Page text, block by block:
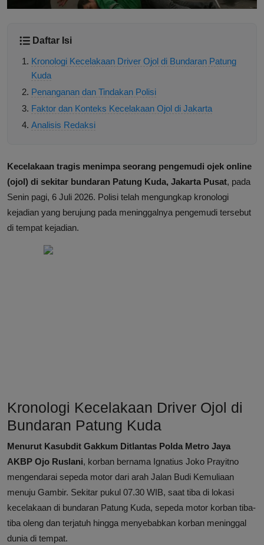
Daftar Isi
Kronologi Kecelakaan Driver Ojol di Bundaran Patung
Kuda
Penanganan dan Tindakan Polisi
Faktor dan Konteks Kecelakaan Ojol di Jakarta
Analisis Redaksi
Kecelakaan tragis menimpa seorang pengemudi ojek online
(ojol) di sekitar bundaran Patung Kuda, Jakarta Pusat, pada
Senin pagi, 6 Juli 2026. Polisi telah mengungkap kronologi
kejadian yang berujung pada meninggalnya pengemudi tersebut
di tempat kejadian.
Kronologi Kecelakaan Driver Ojol di
Bundaran Patung Kuda
Menurut Kasubdit Gakkum Ditlantas Polda Metro Jaya
AKBP Ojo Ruslani, korban bernama Ignatius Joko Prayitno
mengendarai sepeda motor dari arah Jalan Budi Kemuliaan
menuju Gambir. Sekitar pukul 07.30 WIB, saat tiba di lokasi
kecelakaan di bundaran Patung Kuda, sepeda motor korban tiba-
tiba oleng dan terjatuh hingga menyebabkan korban meninggal
dunia di tempat.